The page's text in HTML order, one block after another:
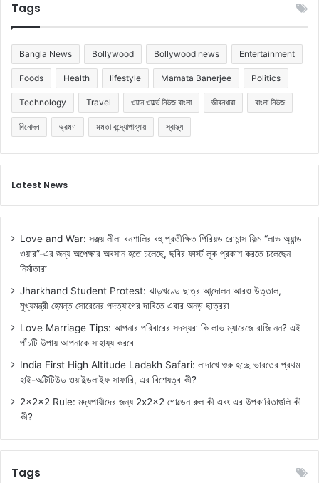
Tags
Bangla News Bollywood Bollywood news Entertainment
Foods Health lifestyle Mamata Banerjee Politics
Technology Travel ওয়ান ওয়ার্ল্ড নিউজ বাংলা জীবনধারা বাংলা নিউজ
বিনোদন ভ্রমণ মমতা বন্দ্যোপাধ্যায় স্বাস্থ্য
Latest News
Love and War: সঞ্জয় লীলা বনশালির বহু প্রতীক্ষিত পিরিয়ড রোমান্স ফিল্ম “লাভ অ্যান্ড
ওয়ার”-এর জন্য অপেক্ষার অবসান হতে চলেছে, ছবির ফার্স্ট লুক প্রকাশ করতে চলেছেন
নির্মাতারা
Jharkhand Student Protest: ঝাড়খণ্ডে ছাত্র আন্দোলন আরও উত্তাল,
মুখ্যমন্ত্রী হেমন্ত সোরেনের পদত্যাগের দাবিতে এবার অনড় ছাত্ররা
Love Marriage Tips: আপনার পরিবারের সদস্যরা কি লাভ ম্যারেজে রাজি নন? এই
পাঁচটি উপায় আপনাকে সাহায্য করবে
India First High Altitude Ladakh Safari: লাদাখে শুরু হচ্ছে ভারতের প্রথম
হাই-অল্টিটিউড ওয়াইল্ডলাইফ সাফারি, এর বিশেষত্ব কী?
2x2x2 Rule: মদ্যপায়ীদের জন্য 2x2x2 গোল্ডেন রুল কী এবং এর উপকারিতাগুলি কী
কী?
Tags